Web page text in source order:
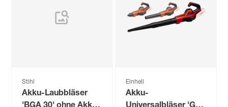
Stihl
Akku-Laubbläser
Einhell
Akku-